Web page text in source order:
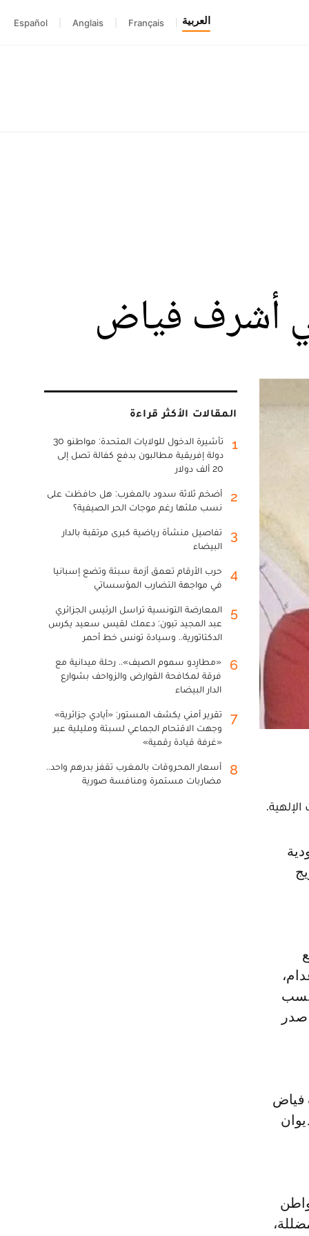
العربية Français
Anglais
Español
أشرف فياض
يسب
صدر
فياض
بها مواطن
المقالات الأكثر قراءة
1
تأشيرة الدخول للولايات المتحدة: مواطنو 30
دولة إفريقية مطالبون بدفع كفالة تصل إلى
20 ألف دولار
2
أضخم ثلاثة سدود بالمغرب: هل حافظت على
نسب ملئها رغم موجات الحر الصيفية؟
3
تفاصيل منشأة رياضية كبرى مرتقبة بالدار
البيضاء
4
حرب الأرقام تعمق أزمة سبتة وتضع إسبانيا
في مواجهة التضارب المؤسساتي
5
المعارضة التونسية تراسل الرئيس الجزائري
عبد المجيد تبون: دعمك لقيس سعيد يكرس
الدكتاتورية.. وسيادة تونس خط أحمر
6
«مطارِدو سموم الصيف».. رحلة ميدانية مع
فرقة لمكافحة القوارض والزواحف بشوارع
الدار البيضاء
7
تقرير أمني يكشف المستور: «أيادي جزائرية»
وجهت الاقتحام الجماعي لسبتة ومليلية عبر
«غرفة قيادة رقمية»
8
أسعار المحروقات بالمغرب تقفز بدرهم واحد..
مضاربات مستمرة ومنافسة صورية